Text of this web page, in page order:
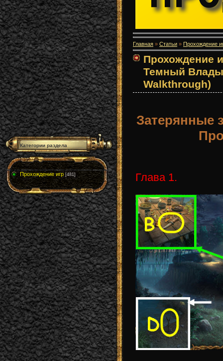
Категории раздела
Прохождение игр [481]
Главная » Статьи » Прохождение
Прохождение
Темный
Walkthrough)
Затерянные
Глава 1.